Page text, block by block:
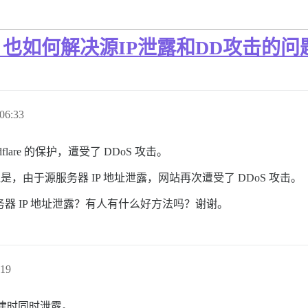
如何解决源IP泄露和DD攻击的问
的保护，遭受了 DDoS 攻击。
，由于源服务器 IP 地址泄露，网站再次遭受了 DDoS 攻击。
IP 地址泄露？有人有什么好方法吗？谢谢。